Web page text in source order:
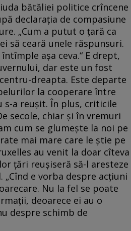
bătăliei politice crîncene
declarația de compasiune
„Cum a putut o țară ca
să ceară unele răspunsuri.
așa ceva.“ E drept,
dar este un fost
dreapta. Este departe
la cooperare între
s-a reușit. În plus, criticile
secole, chiar și în vremuri
cum se glumește la noi pe
mai mare care le știe pe
au venit la doar cîteva
țări reușiseră să-l aresteze
e vorba despre acțiuni
Nu la fel se poate
deoarece ei au o
despre schimb de